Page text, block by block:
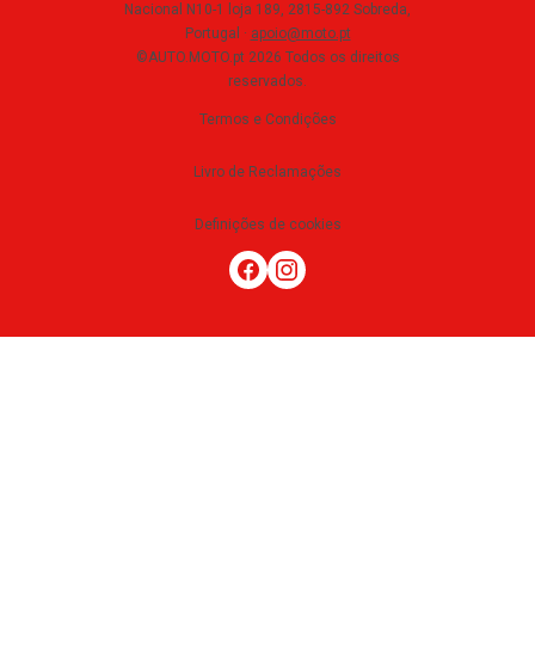
Nacional N10-1 loja 189, 2815-892 Sobreda,
Portugal · apoio@moto.pt
©AUTO.MOTO.pt 2026 Todos os direitos
reservados.
Termos e Condições
Livro de Reclamações
Definições de cookies